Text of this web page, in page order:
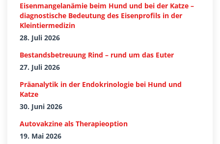
Eisenmangelanämie beim Hund und bei der Katze –
diagnostische Bedeutung des Eisenprofils in der
Kleintiermedizin
28. Juli 2026
Bestandsbetreuung Rind – rund um das Euter
27. Juli 2026
Präanalytik in der Endokrinologie bei Hund und
Katze
30. Juni 2026
Autovakzine als Therapieoption
19. Mai 2026